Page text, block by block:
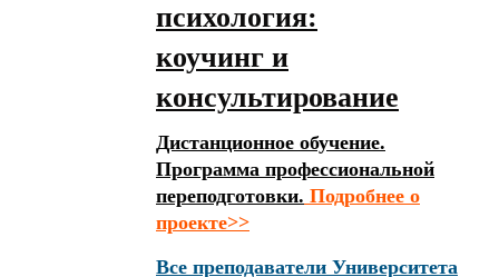
психология:
коучинг и
консультирование
Дистанционное обучение.
Программа профессиональной
переподготовки. Подробнее о
проекте>>
Все преподаватели Университета